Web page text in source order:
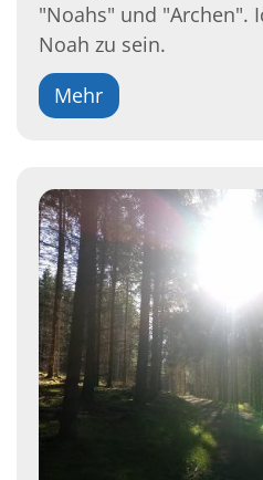
"Noahs" und "Archen".
Noah zu sein.
Mehr